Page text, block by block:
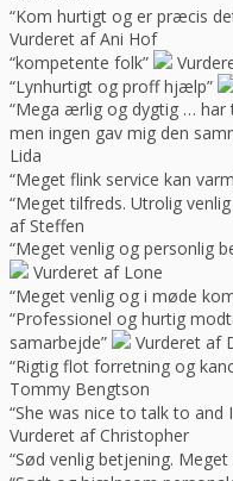
“Kom hurtigt og er præcis
Vurderet af Ani Hof
“kompetente folk”
“Lynhurtigt og proff hjælp”
“Mega ærlig og dygtig … har
men ingen gav mig den
Lida
“Meget flink service kan
“Meget tilfreds. Utrolig
af Steffen
“Meget venlig og personlig
Vurderet af Lone
“Meget venlig og i møde
“Professionel og hurtig
samarbejde”
Vurderet af
“Rigtig flot forretning og
Tommy Bengtson
“She was nice to talk to
Vurderet af Christopher
“Sød venlig betjening.